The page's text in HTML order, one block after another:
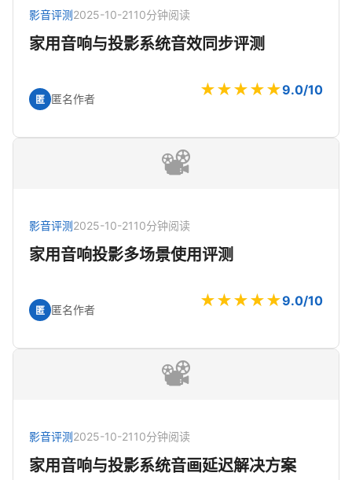
影音评测2025-10-2110分钟阅读
家用音响与投影系统音效同步评测
匿 匿名作者 ★★★★★9.0/10
📽️
影音评测2025-10-2110分钟阅读
家用音响投影多场景使用评测
匿 匿名作者 ★★★★★9.0/10
📽️
影音评测2025-10-2110分钟阅读
家用音响与投影系统音画延迟解决方案